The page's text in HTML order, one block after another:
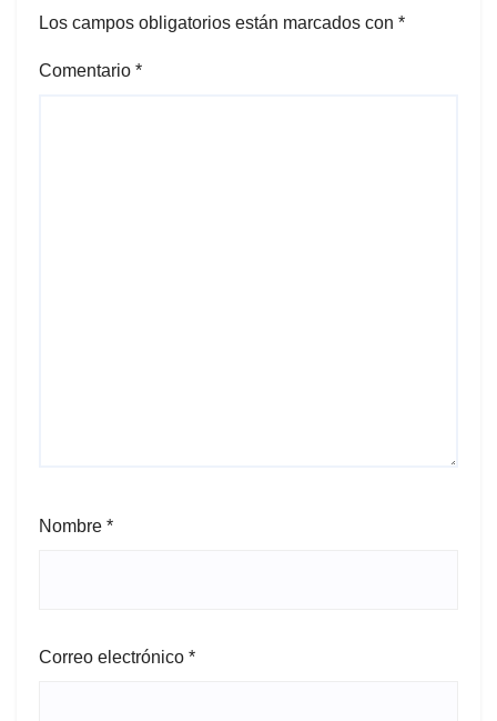
Los campos obligatorios están marcados con *
Comentario *
Nombre *
Correo electrónico *